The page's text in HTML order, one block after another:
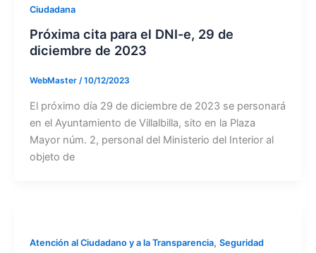
Ciudadana
Próxima cita para el DNI-e, 29 de
diciembre de 2023
WebMaster /10/12/2023
El próximo día 29 de diciembre de 2023 se personará
en el Ayuntamiento de Villalbilla, sito en la Plaza
Mayor núm. 2, personal del Ministerio del Interior al
objeto de
Atención al Ciudadano y a la Transparencia, Seguridad